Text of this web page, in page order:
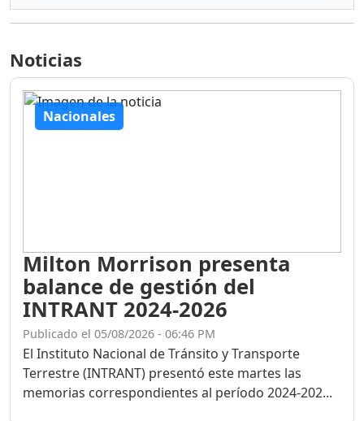
Noticias
Nacionales
Milton Morrison presenta
balance de gestión del
INTRANT 2024-2026
Publicado el 05/08/2026 - 06:46 PM
El Instituto Nacional de Tránsito y Transporte
Terrestre (INTRANT) presentó este martes las
memorias correspondientes al período 2024-202...